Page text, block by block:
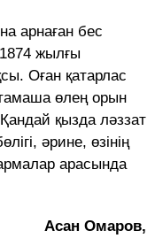
арнаған бес
жылғы
Оған қатарлас
өлең орын
қызда ләззат
әрине, өзінің
арасында
Асан Омаров,